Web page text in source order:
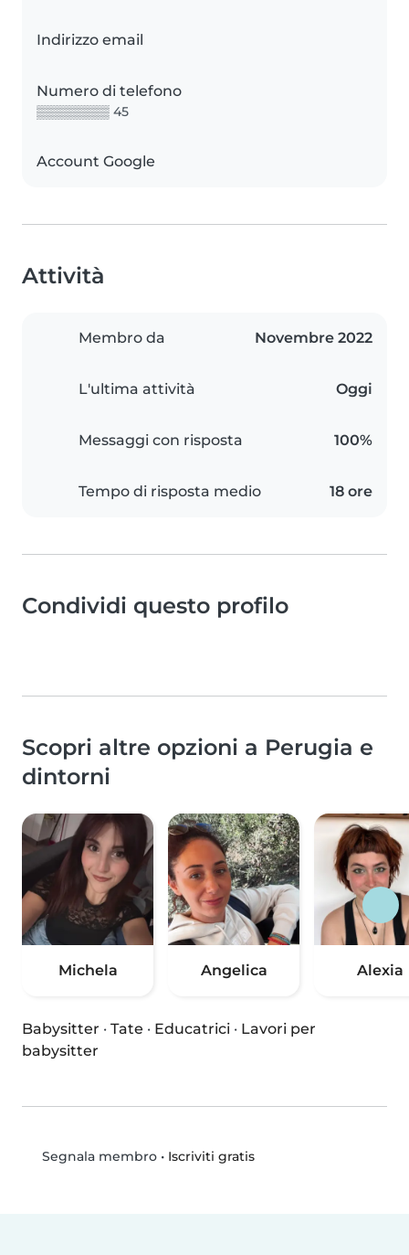
Indirizzo email
Numero di telefono
▒▒▒▒▒▒▒▒ 45
Account Google
Attività
Membro da Novembre 2022
L'ultima attività Oggi
Messaggi con risposta 100%
Tempo di risposta medio 18 ore
Condividi questo profilo
Scopri altre opzioni a Perugia e
dintorni
Michela Angelica Alexia
Babysitter · Tate · Educatrici · Lavori per
babysitter
Segnala membro• Iscriviti gratis